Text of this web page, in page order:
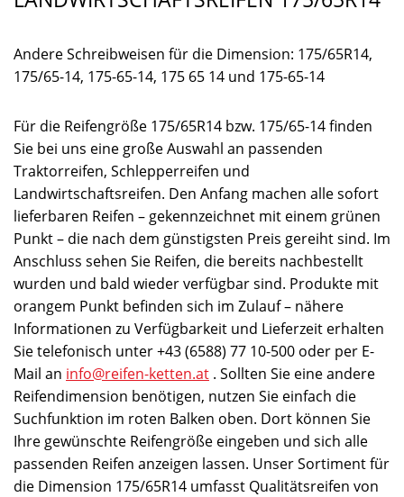
Andere Schreibweisen für die Dimension: 175/65R14,
175/65-14, 175-65-14, 175 65 14 und 175-65-14
Für die Reifengröße 175/65R14 bzw. 175/65-14 finden
Sie bei uns eine große Auswahl an passenden
Traktorreifen, Schlepperreifen und
Landwirtschaftsreifen. Den Anfang machen alle sofort
lieferbaren Reifen – gekennzeichnet mit einem grünen
Punkt – die nach dem günstigsten Preis gereiht sind. Im
Anschluss sehen Sie Reifen, die bereits nachbestellt
wurden und bald wieder verfügbar sind. Produkte mit
orangem Punkt befinden sich im Zulauf – nähere
Informationen zu Verfügbarkeit und Lieferzeit erhalten
Sie telefonisch unter +43 (6588) 77 10-500 oder per E-
Mail an info@reifen-ketten.at . Sollten Sie eine andere
Reifendimension benötigen, nutzen Sie einfach die
Suchfunktion im roten Balken oben. Dort können Sie
Ihre gewünschte Reifengröße eingeben und sich alle
passenden Reifen anzeigen lassen. Unser Sortiment für
die Dimension 175/65R14 umfasst Qualitätsreifen von